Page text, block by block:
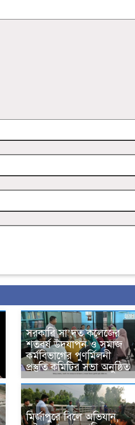
সরকারি সা’দত কলেজের
শতবর্ষ উদযাপন ও সমাজ
কর্মবিভাগের পুণর্মিলনী
প্রস্তুতি কমিটির সভা অনুষ্ঠিত
মির্জাপুরে বিলে অভিযান,